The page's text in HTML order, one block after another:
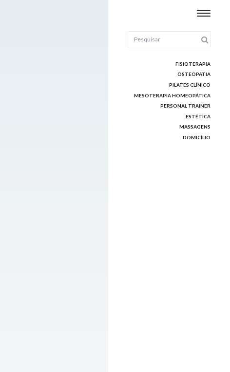
FISIOTERAPIA
OSTEOPATIA
PILATES CLÍNICO
MESOTERAPIA HOMEOPÁTICA
PERSONAL TRAINER
ESTÉTICA
MASSAGENS
DOMICÍLIO